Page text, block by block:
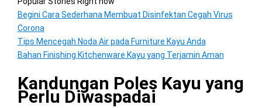
Begini Cara Sederhana Membuat Disinfektan Cegah Virus
Corona
Tips Mencegah Noda Air pada Furniture Kayu Anda
Bahan Finishing Kitchenware Kayu yang Terjamin Aman
Kandungan Poles Kayu yang
Perlu Diwaspadai